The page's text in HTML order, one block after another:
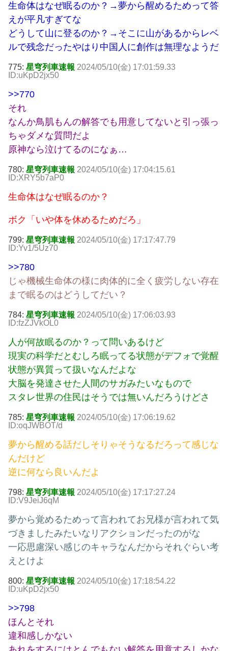
生命体はなぜ眠るのか？→夢から醒めるためって答
えが平凡すぎてな
どうして山に登るのか？→そこに山があるからレベ
ルで残念だったやはり中国人に創作は無理なようだ
775: 星穹列車速報 2024/05/10(金) 17:01:59.33
ID:uKpD2jx50
>>770
それ
なんか鳥肌もんの解答でも用意してないと引っ張っ
ちゃダメな質問だよ
原神なら泣けてるのになぁ…
780: 星穹列車速報 2024/05/10(金) 17:04:15.61
ID:XRY5b7aP0
生命体はなぜ眠るのか？
ボク「いや体を休めるためだろ」
799: 星穹列車速報 2024/05/10(金) 17:17:47.79
ID:Yv1/5Uz70
>>780
じゃ機械生命体の様に肉体的に全く疲労しない存在
まで眠るのはどうしてだい？
784: 星穹列車速報 2024/05/10(金) 17:06:03.93
ID:fzZJVkOL0
人が何故眠るのか？って問いあるけど
現実の科学だとむしろ眠ってる状態がデフォで覚醒
状態が異質って扱いなんだよな
大脳を発達させた人間のサガみたいなもので
スタレ世界の住民はそうでは無いんだろうけどさ
785: 星穹列車速報 2024/05/10(金) 17:06:19.62
ID:oqJWBOT/d
夢から醒める話だしそりゃそうなるだろって感じな
んだけど
逆に何なら良いんだよ
798: 星穹列車速報 2024/05/10(金) 17:17:27.24
ID:V9JeiJ6qM
夢から覚めるためって言われてお兄様が言われて気
づきましたみたいなリアクションだったのがな
一応思慮深い感じのキャラなんだからそれぐらい考
えとけよ
800: 星穹列車速報 2024/05/10(金) 17:18:54.22
ID:uKpD2jx50
>>798
ほんとそれ
違和感しかない